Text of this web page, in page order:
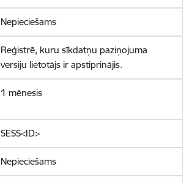
Nepieciešams
Reģistrē, kuru sīkdatņu paziņojuma
versiju lietotājs ir apstiprinājis.
1 mēnesis
SESS<ID>
Nepieciešams